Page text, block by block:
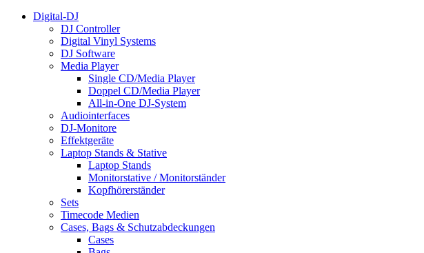
Digital-DJ
DJ Controller
Digital Vinyl Systems
DJ Software
Media Player
Single CD/Media Player
Doppel CD/Media Player
All-in-One DJ-System
Audiointerfaces
DJ-Monitore
Effektgeräte
Laptop Stands & Stative
Laptop Stands
Monitorstative / Monitorständer
Kopfhörerständer
Sets
Timecode Medien
Cases, Bags & Schutzabdeckungen
Cases